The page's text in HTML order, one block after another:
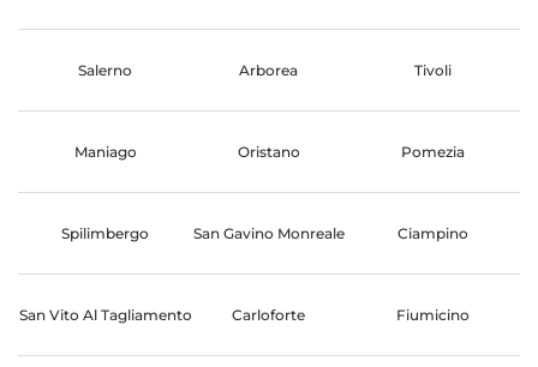
Salerno Arborea Tivoli
Maniago Oristano Pomezia
Spilimbergo San Gavino Monreale Ciampino
San Vito Al Tagliamento Carloforte Fiumicino